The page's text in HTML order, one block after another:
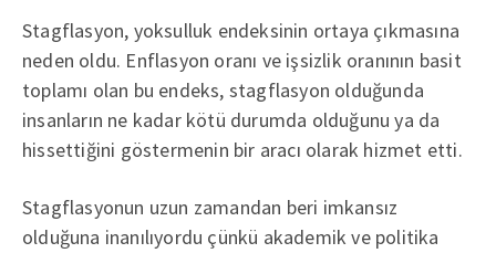
Stagflasyon, yoksulluk endeksinin ortaya çıkmasına
neden oldu. Enflasyon oranı ve işsizlik oranının basit
toplamı olan bu endeks, stagflasyon olduğunda
insanların ne kadar kötü durumda olduğunu ya da
hissettiğini göstermenin bir aracı olarak hizmet etti.
Stagflasyonun uzun zamandan beri imkansız
olduğuna inanılıyordu çünkü akademik ve politika